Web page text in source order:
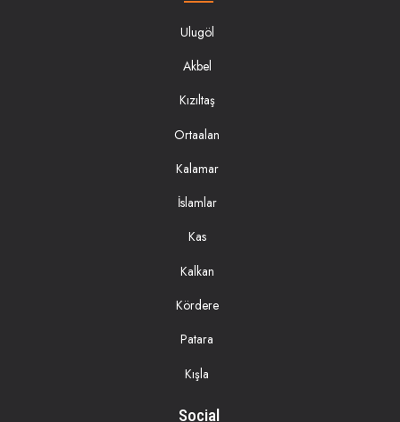
Ulugöl
Akbel
Kızıltaş
Ortaalan
Kalamar
İslamlar
Kas
Kalkan
Kördere
Patara
Kışla
Social